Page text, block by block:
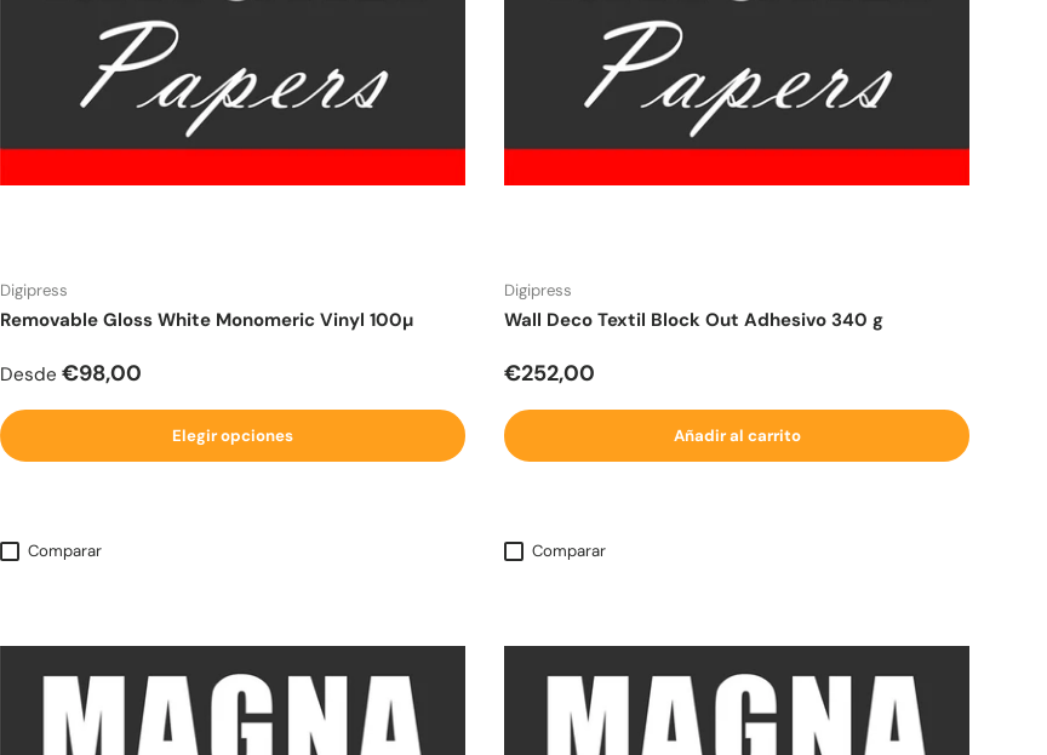
Digipress
Removable Gloss White Monomeric Vinyl 100µ
Precio normal
Desde €98,00
Elegir opciones
Digipress
Wall Deco Textil Block Out Adhesivo 340 g
Precio normal
€252,00
Añadir al carrito
Comparar Comparar